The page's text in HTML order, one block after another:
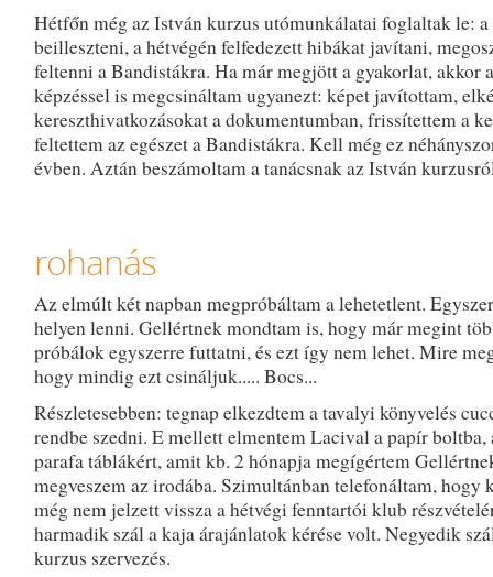
Hétfőn még az István kurzus utómunkálatai foglaltak le: a
beilleszteni, a hétvégén felfedezett hibákat javítani,
feltenni a Bandistákra. Ha már megjött a gyakorlat, akkor
képzéssel is megcsináltam ugyanezt: képet javítottam,
kereszthivatkozásokat a dokumentumban, frissítettem a
feltettem az egészet a Bandistákra. Kell még ez
évben. Aztán beszámoltam a tanácsnak az István
rohanás
Az elmúlt két napban megpróbáltam a lehetetlent.
helyen lenni. Gellértnek mondtam is, hogy már megint
próbálok egyszerre futtatni, és ezt így nem lehet. Mire
hogy mindig ezt csináljuk..... Bocs...
Részletesebben: tegnap elkezdtem a tavalyi könyvelés
rendbe szedni. E mellett elmentem Lacival a papír boltba,
parafa táblákért, amit kb. 2 hónapja megígértem
megveszem az irodába. Szimultánban telefonáltam, hogy
még nem jelzett vissza a hétvégi fenntartói klub
harmadik szál a kaja árajánlatok kérése volt. Negyedik
kurzus szervezés.